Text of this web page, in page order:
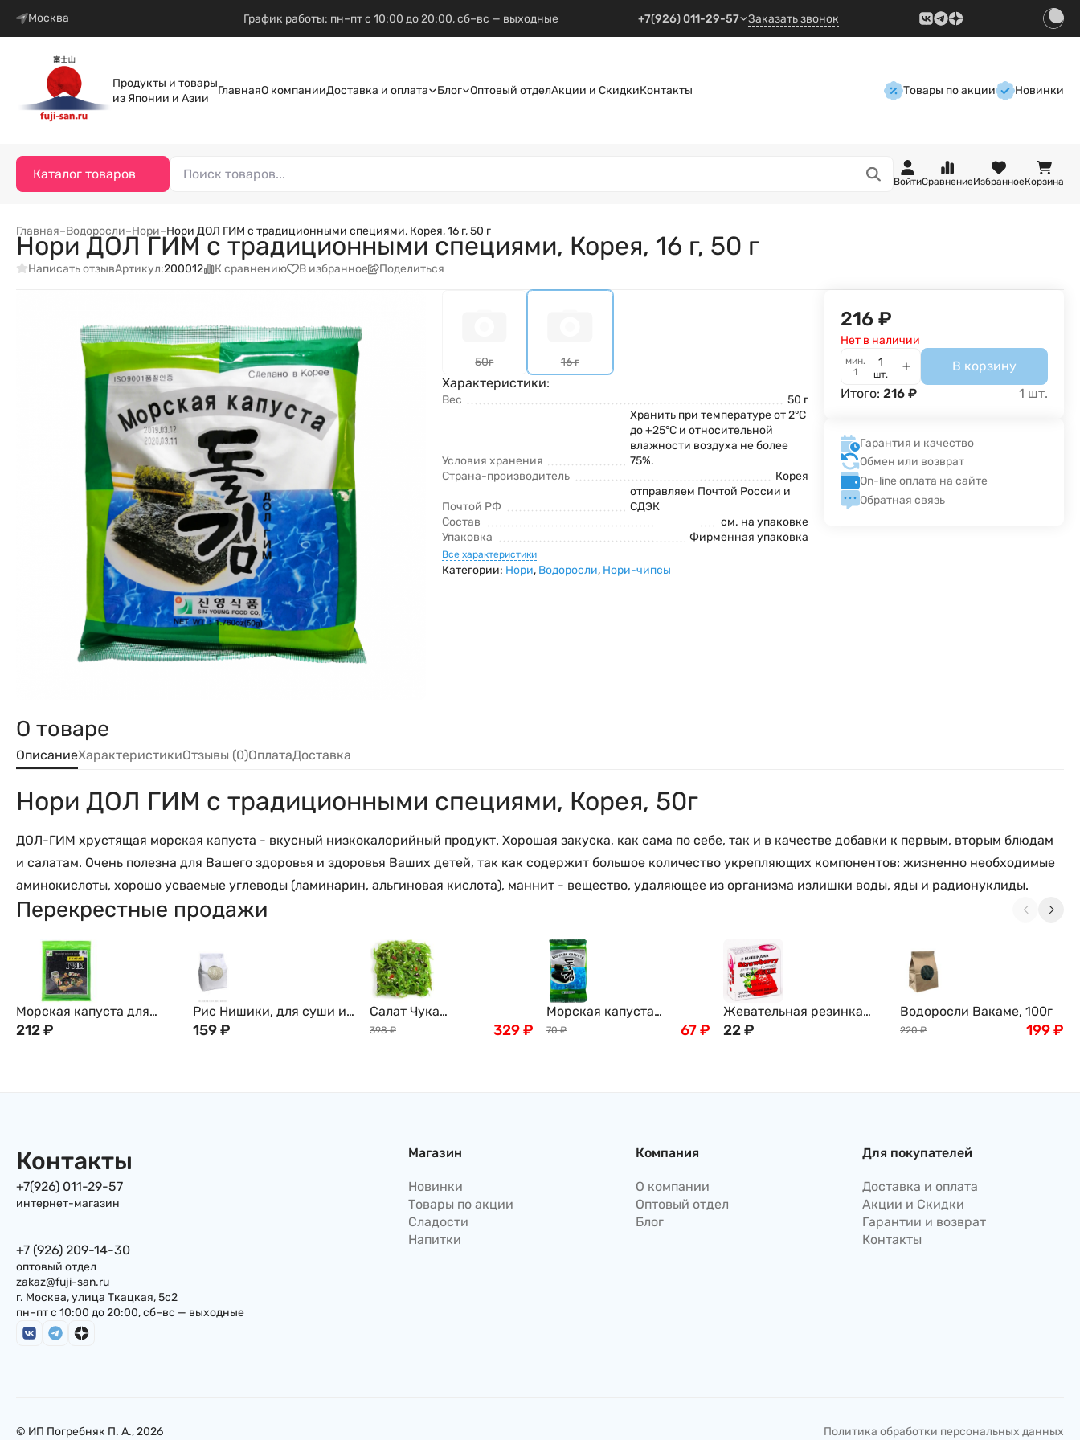
Москва График работы: пн–пт с 10:00 до 20:00, сб–вс — выходные +7(926) 011-29-57 Заказать звонок
Продукты и товары
из Японии и Азии
ГлавнаяО компанииДоставка и оплата Блог Оптовый отделАкции и СкидкиКонтакты Товары по акции Новинки
Каталог товаров
ВойтиСравнениеИзбранноеКорзина
Главная–Водоросли–Нори–Нори ДОЛ ГИМ с традиционными специями, Корея, 16 г, 50 г
Нори ДОЛ ГИМ с традиционными специями, Корея, 16 г, 50 г
Написать отзывАртикул:200012 К сравнению В избранное Поделиться
50г 16 г
Характеристики:
Вес 50 г
Условия хранения
Хранить при температуре от 2°С
до +25°С и относительной
влажности воздуха не более
75%.
Страна-производитель
Корея
Почтой РФ
отправляем Почтой России и
СДЭК
Состав
см. на упаковке
Упаковка
Фирменная упаковка
Все характеристики
Категории: Нори, Водоросли, Нори-чипсы
216 ₽
Нет в наличии
мин.
1
шт.
В корзину
Итого:216₽ 1 шт.
Гарантия и качество
Обмен или возврат
On-line оплата на сайте
Обратная связь
О товаре
ОписаниеХарактеристикиОтзывы (0)ОплатаДоставка
Нори ДОЛ ГИМ с традиционными специями, Корея, 50г
ДОЛ-ГИМ хрустящая морская капуста - вкусный низкокалорийный продукт. Хорошая закуска, как сама по себе, так и в качестве добавки к первым, вторым блюдам
и салатам. Очень полезна для Вашего здоровья и здоровья Ваших детей, так как содержит большое количество укрепляющих компонентов: жизненно необходимые
аминокислоты, хорошо усваемые углеводы (ламинарин, альгиновая кислота), маннит - вещество, удаляющее из организма излишки воды, яды и радионуклиды.
Перекрестные продажи
Морская капуста для
суши Нори ГИМ, сушеная,
212₽
Рис Нишики, для суши и
роллов, 1кг
159₽
Салат Чука
(замороженный) , 1кг
398 ₽ 329₽
Морская капуста
обжаренная Дол Гим
70 ₽ 67₽
Жевательная резинка
MARUKAWA, со вкусом
22₽
Водоросли Вакаме, 100г
220 ₽ 199₽
Контакты
+7(926) 011-29-57
интернет-магазин
+7 (926) 209-14-30
оптовый отдел
zakaz@fuji-san.ru
г. Москва, улица Ткацкая, 5с2
пн–пт с 10:00 до 20:00, сб–вс — выходные
Магазин
Новинки
Товары по акции
Сладости
Напитки
Компания
О компании
Оптовый отдел
Блог
Для покупателей
Доставка и оплата
Акции и Скидки
Гарантии и возврат
Контакты
© ИП Погребняк П. А., 2026 Политика обработки персональных данных